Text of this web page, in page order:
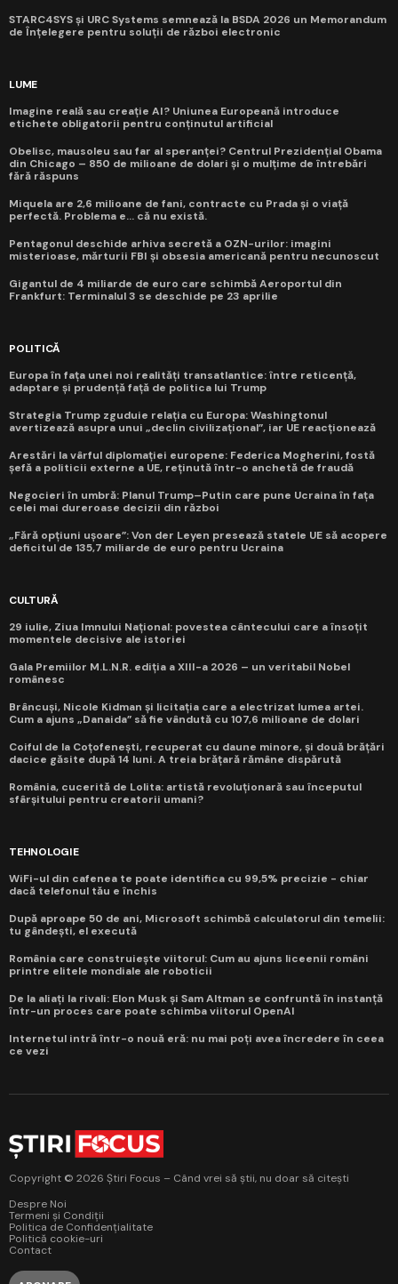
STARC4SYS și URC Systems semnează la BSDA 2026 un Memorandum
de Înțelegere pentru soluții de război electronic
LUME
Imagine reală sau creație AI? Uniunea Europeană introduce
etichete obligatorii pentru conținutul artificial
Obelisc, mausoleu sau far al speranței? Centrul Prezidențial Obama
din Chicago – 850 de milioane de dolari și o mulțime de întrebări
fără răspuns
Miquela are 2,6 milioane de fani, contracte cu Prada și o viață
perfectă. Problema e... că nu există.
Pentagonul deschide arhiva secretă a OZN-urilor: imagini
misterioase, mărturii FBI și obsesia americană pentru necunoscut
Gigantul de 4 miliarde de euro care schimbă Aeroportul din
Frankfurt: Terminalul 3 se deschide pe 23 aprilie
POLITICĂ
Europa în fața unei noi realități transatlantice: între reticență,
adaptare și prudență față de politica lui Trump
Strategia Trump zguduie relația cu Europa: Washingtonul
avertizează asupra unui „declin civilizațional”, iar UE reacționează
Arestări la vârful diplomației europene: Federica Mogherini, fostă
șefă a politicii externe a UE, reținută într-o anchetă de fraudă
Negocieri în umbră: Planul Trump–Putin care pune Ucraina în fața
celei mai dureroase decizii din război
„Fără opțiuni ușoare”: Von der Leyen presează statele UE să acopere
deficitul de 135,7 miliarde de euro pentru Ucraina
CULTURĂ
29 iulie, Ziua Imnului Național: povestea cântecului care a însoțit
momentele decisive ale istoriei
Gala Premiilor M.L.N.R. ediția a XIII-a 2026 – un veritabil Nobel
românesc
Brâncuși, Nicole Kidman și licitația care a electrizat lumea artei.
Cum a ajuns „Danaida” să fie vândută cu 107,6 milioane de dolari
Coiful de la Coțofenești, recuperat cu daune minore, și două brățări
dacice găsite după 14 luni. A treia brățară rămâne dispărută
România, cucerită de Lolita: artistă revoluționară sau începutul
sfârșitului pentru creatorii umani?
TEHNOLOGIE
WiFi-ul din cafenea te poate identifica cu 99,5% precizie - chiar
dacă telefonul tău e închis
După aproape 50 de ani, Microsoft schimbă calculatorul din temelii:
tu gândești, el execută
România care construiește viitorul: Cum au ajuns liceenii români
printre elitele mondiale ale roboticii
De la aliați la rivali: Elon Musk și Sam Altman se confruntă în instanță
într-un proces care poate schimba viitorul OpenAI
Internetul intră într-o nouă eră: nu mai poți avea încredere în ceea
ce vezi
Copyright © 2026 Știri Focus – Când vrei să știi, nu doar să citești
Despre Noi
Termeni și Condiții
Politica de Confidențialitate
Politică cookie-uri
Contact